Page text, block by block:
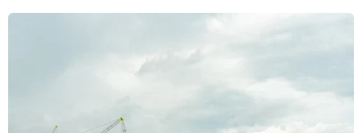
Trung Quốc thử nghiệm tuyến tàu
cao tốc xuyên vùng đất đóng băng